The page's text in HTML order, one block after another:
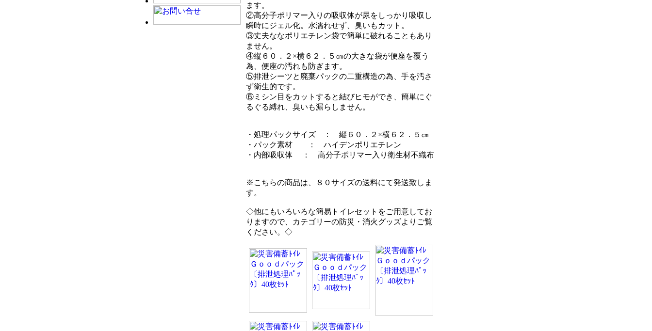
ます。
②高分子ポリマー入りの吸収体が尿をしっかり吸収し
瞬時にジェル化。水濡れせず、臭いもカット。
③丈夫ななポリエチレン袋で簡単に破れることもあり
ません。
④縦６０．２×横６２．５㎝の大きな袋が便座を覆う
為、便座の汚れも防ぎます。
⑤排泄シーツと廃棄パックの二重構造の為、手を汚さ
ず衛生的です。
⑥ミシン目をカットすると結びヒモができ、簡単にぐ
るぐる縛れ、臭いも漏らしません。
・処理パックサイズ ： 縦６０．２×横６２．５㎝
・パック素材 ： ハイデンポリエチレン
・内部吸収体 ： 高分子ポリマー入り衛生材不織布
※こちらの商品は、８０サイズの送料にて発送致しま
す。
◇他にもいろいろな簡易トイレセットをご用意してお
りますので、カテゴリーの防災・消火グッズよりご覧
ください。◇